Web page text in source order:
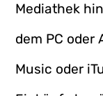
Mediathek
dem PC oder
Music oder